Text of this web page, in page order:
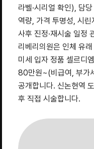
라벨·시리얼 확인), 담
역량, 가격 투명성, 시
사후 진정·재시술 일정
리베리의원은 인체 유
미세 입자 정품 셀르디
80만원~(비급여, 부가
공개합니다. 신논현역
후 직접 시술합니다.